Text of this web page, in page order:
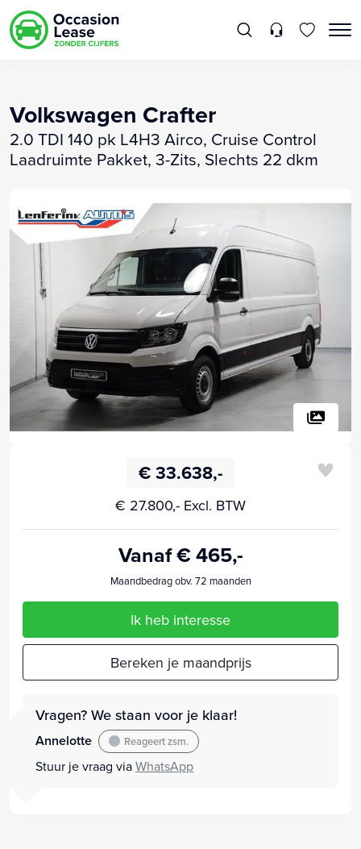
Volkswagen Crafter
2.0 TDI 140 pk L4H3 Airco, Cruise Control
Laadruimte Pakket, 3-Zits, Slechts 22 dkm
€ 33.638,-
€ 27.800,- Excl. BTW
Vanaf € 465,-
Maandbedrag obv. 72 maanden
Ik heb interesse
Bereken je maandprijs
Vragen? We staan voor je klaar!
Annelotte Reageert zsm.
Stuur je vraag viaWhatsApp